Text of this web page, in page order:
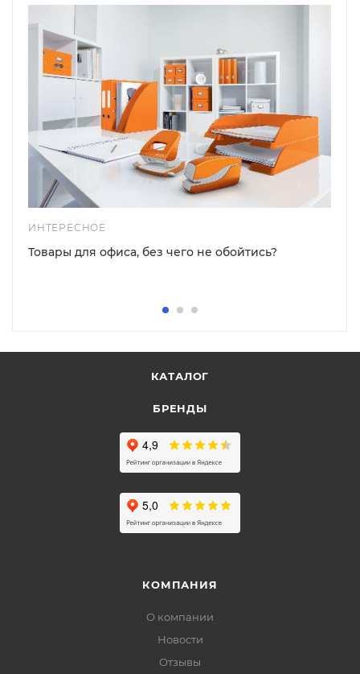
ИНТЕРЕСНОЕ
Товары для офиса, без чего не обойтись?
КАТАЛОГ
БРЕНДЫ
КОМПАНИЯ
О компании
Новости
Отзывы